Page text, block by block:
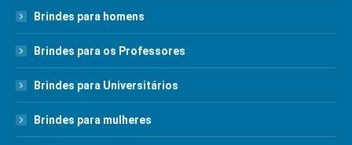
Brindes para homens
Brindes para os Professores
Brindes para Universitários
Brindes para mulheres